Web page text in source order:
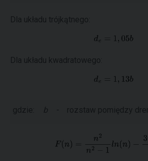
Dla układu trójkątnego:
Dla układu kwadratowego:
gdzie: b - rozstaw pomiędzy